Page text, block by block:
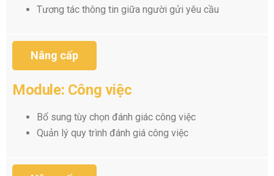
Tương tác thông tin giữa người gửi yêu cầu
Nâng cấp
Module: Công việc
Bổ sung tùy chọn đánh giác công việc
Quản lý quy trình đánh giá công việc